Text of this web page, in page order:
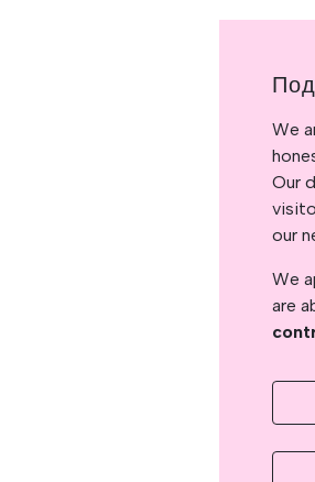
We
Our
our
We
are